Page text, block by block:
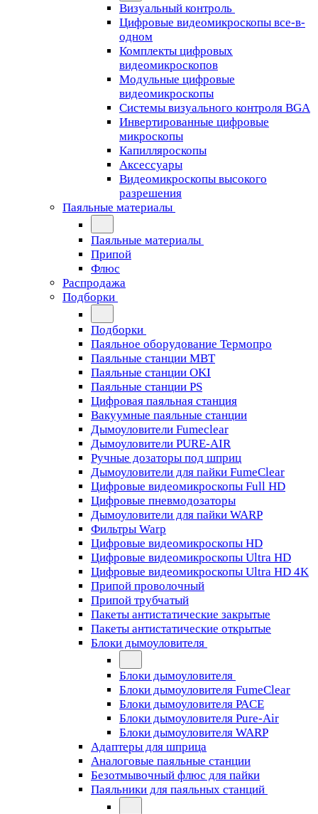
Визуальный контроль
Цифровые видеомикроскопы все-в-
одном
Комплекты цифровых
видеомикроскопов
Модульные цифровые
видеомикроскопы
Cистемы визуального контроля BGA
Инвертированные цифровые
микроскопы
Капилляроскопы
Аксессуары
Видеомикроскопы высокого
разрешения
Паяльные материалы
Паяльные материалы
Припой
Флюс
Распродажа
Подборки
Подборки
Паяльное оборудование Термопро
Паяльные станции MBT
Паяльные станции OKI
Паяльные станции PS
Цифровая паяльная станция
Вакуумные паяльные станции
Дымоуловители Fumeclear
Дымоуловители PURE-AIR
Ручные дозаторы под шприц
Дымоуловители для пайки FumeClear
Цифровые видеомикроскопы Full HD
Цифровые пневмодозаторы
Дымоуловители для пайки WARP
Фильтры Warp
Цифровые видеомикроскопы HD
Цифровые видеомикроскопы Ultra HD
Цифровые видеомикроскопы Ultra HD 4K
Припой проволочный
Припой трубчатый
Пакеты антистатические закрытые
Пакеты антистатические открытые
Блоки дымоуловителя
Блоки дымоуловителя
Блоки дымоуловителя FumeClear
Блоки дымоуловителя PACE
Блоки дымоуловителя Pure-Air
Блоки дымоуловителя WARP
Адаптеры для шприца
Аналоговые паяльные станции
Безотмывочный флюс для пайки
Паяльники для паяльных станций